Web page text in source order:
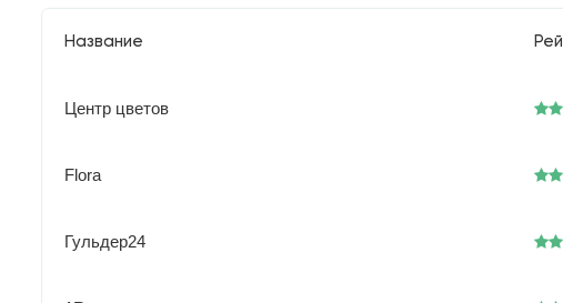
Название
Центр цветов
Flora
Гульдер24